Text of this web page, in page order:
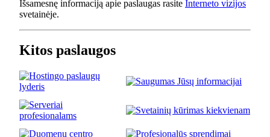
Išsamesnę informaciją apie paslaugas rasite Interneto vizijos
svetainėje.
Kitos paslaugos